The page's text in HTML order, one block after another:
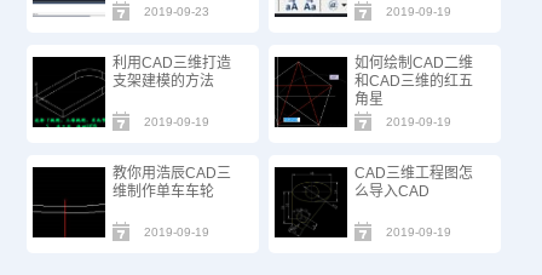
2019-09-23 2019-09-19
利用CAD三维打造
支架建模的方法
2019-09-19
如何绘制CAD二维
和CAD三维的红五
角星
2019-09-19
教你用浩辰CAD三
维制作单车车轮
2019-09-19
CAD三维工程图怎
么导入CAD
2019-09-19